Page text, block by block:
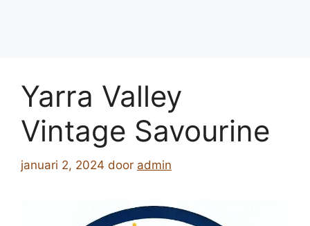
Yarra Valley
Vintage Savourine
januari 2, 2024 door admin